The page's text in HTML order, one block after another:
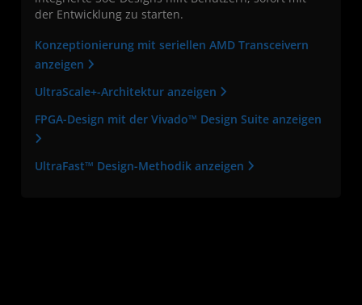
der Entwicklung zu starten.
Konzeptionierung mit seriellen AMD Transceivern
anzeigen
UltraScale+-Architektur anzeigen
FPGA-Design mit der Vivado™ Design Suite anzeigen
UltraFast™ Design-Methodik anzeigen